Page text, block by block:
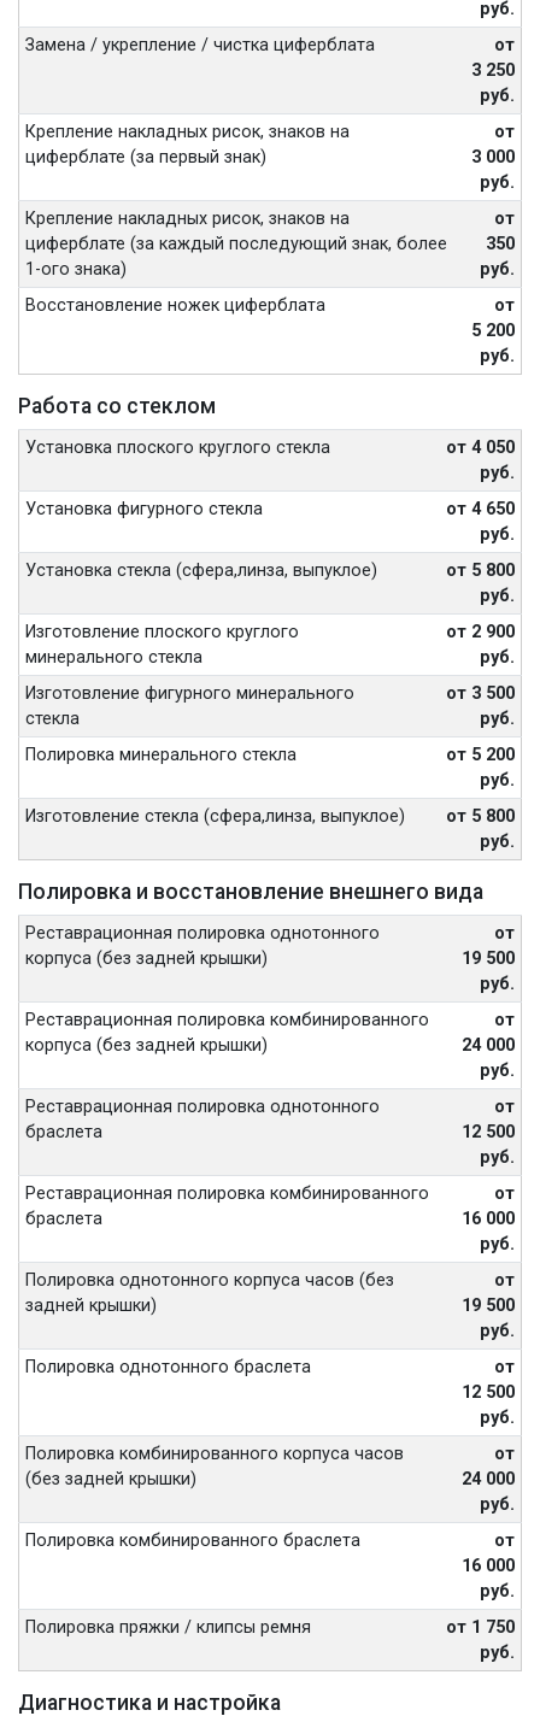
руб.
Замена / укрепление / чистка циферблата
от
3 250
руб.
Крепление накладных рисок, знаков на
циферблате (за первый знак)
от
3 000
руб.
Крепление накладных рисок, знаков на
циферблате (за каждый последующий знак, более
1-ого знака)
от
350
руб.
Восстановление ножек циферблата
от
5 200
руб.
Работа со стеклом
Установка плоского круглого стекла
от 4 050
руб.
Установка фигурного стекла
от 4 650
руб.
Установка стекла (сфера,линза, выпуклое)
от 5 800
руб.
Изготовление плоского круглого
минерального стекла
от 2 900
руб.
Изготовление фигурного минерального
стекла
от 3 500
руб.
Полировка минерального стекла
от 5 200
руб.
Изготовление стекла (сфера,линза, выпуклое)
от 5 800
руб.
Полировка и восстановление внешнего вида
Реставрационная полировка однотонного
корпуса (без задней крышки)
от
19 500
руб.
Реставрационная полировка комбинированного
корпуса (без задней крышки)
от
24 000
руб.
Реставрационная полировка однотонного
браслета
от
12 500
руб.
Реставрационная полировка комбинированного
браслета
от
16 000
руб.
Полировка однотонного корпуса часов (без
задней крышки)
от
19 500
руб.
Полировка однотонного браслета
от
12 500
руб.
Полировка комбинированного корпуса часов
(без задней крышки)
от
24 000
руб.
Полировка комбинированного браслета
от
16 000
руб.
Полировка пряжки / клипсы ремня
от 1 750
руб.
Диагностика и настройка